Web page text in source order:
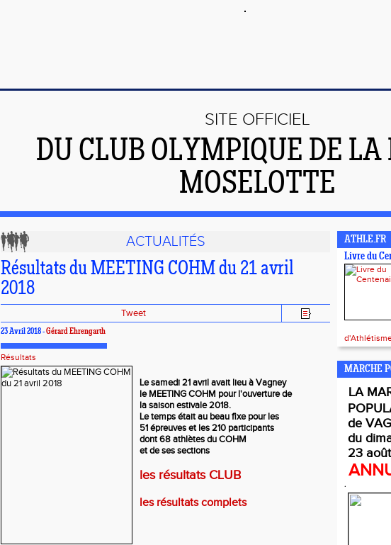
SITE OFFICIEL
DU CLUB OLYMPIQUE DE
MOSELOTTE
ACTUALITÉS
Résultats du MEETING COHM du 21 avril
2018
Tweet
23 Avril 2018 -Gérard Ehrengarth
Résultats
Le samedi 21 avril avait lieu à Vagney
le MEETING COHM pour l'ouverture de
la saison estivale 2018.
Le temps était au beau fixe pour les
51 épreuves et les 210 participants
dont 68 athlètes du COHM
et de ses sections
les résultats CLUB
les résultats complets
ATHLE.FR
Livre du
MARCHE
LA
de
du
23
.